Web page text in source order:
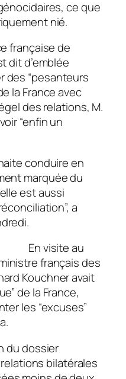
ce que
nié.
française de
dit d’emblée
des “pesanteurs
la France avec
des relations, M.
“enfin un
conduire en
marquée du
est aussi
a
En visite au
français des
Kouchner avait
de la France,
les “excuses”
du dossier
bilatérales